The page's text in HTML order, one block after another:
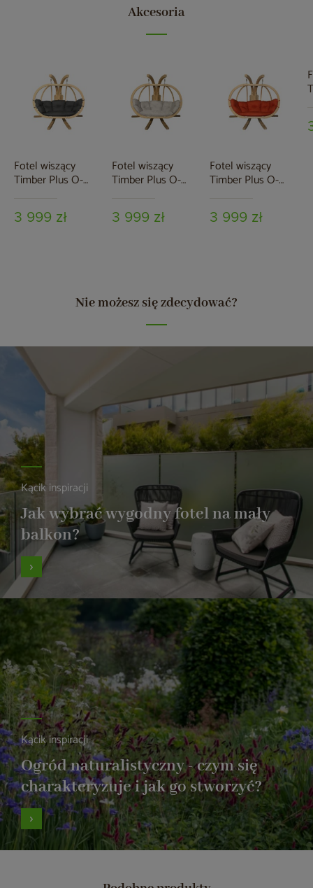
Akcesoria
Fotel wiszący
Timber Plus O-
3 999 zł
Fotel wiszący
Timber Plus O-
3 999 zł
Fotel wiszący
Timber Plus O-
3 999 zł
Nie możesz się zdecydować?
Kącik inspiracji
Jak wybrać wygodny fotel na mały
balkon?
Kącik inspiracji
Ogród naturalistyczny - czym się
charakteryzuje i jak go stworzyć?